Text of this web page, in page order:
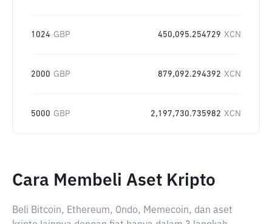
1024 GBP 450,095.254729 XCN
2000 GBP 879,092.294392 XCN
5000 GBP 2,197,730.735982 XCN
Cara Membeli Aset Kripto
Beli Bitcoin, Ethereum, Ondo, Memecoin, dan aset